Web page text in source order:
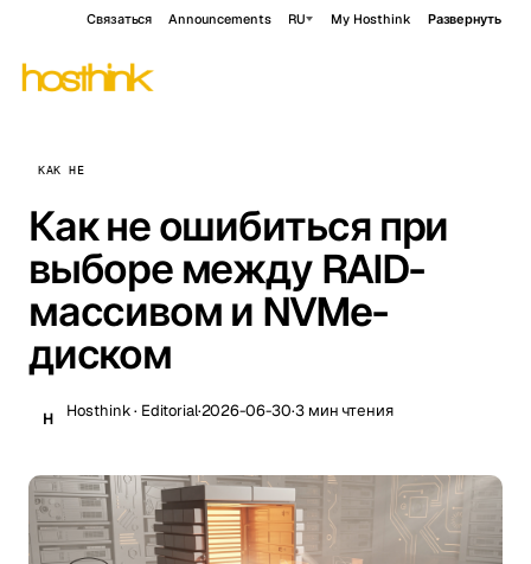
Связаться Announcements RU My Hosthink Развернуть
КАК НЕ
Как не ошибиться при
выборе между RAID-
массивом и NVMe-
диском
H Hosthink · Editorial·2026-06-30·3 мин чтения